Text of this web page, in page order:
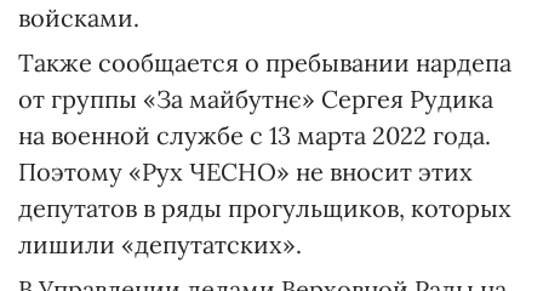
войсками.
Также сообщается о пребывании нардепа
от группы «За майбутнє» Сергея Рудика
на военной службе с 13 марта 2022 года.
Поэтому «Рух ЧЕСНО» не вносит этих
депутатов в ряды прогульщиков, которых
лишили «депутатских».